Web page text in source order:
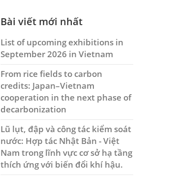
Bài viết mới nhất
List of upcoming exhibitions in
September 2026 in Vietnam
From rice fields to carbon
credits: Japan–Vietnam
cooperation in the next phase of
decarbonization
Lũ lụt, đập và công tác kiểm soát
nước: Hợp tác Nhật Bản - Việt
Nam trong lĩnh vực cơ sở hạ tầng
thích ứng với biến đổi khí hậu.